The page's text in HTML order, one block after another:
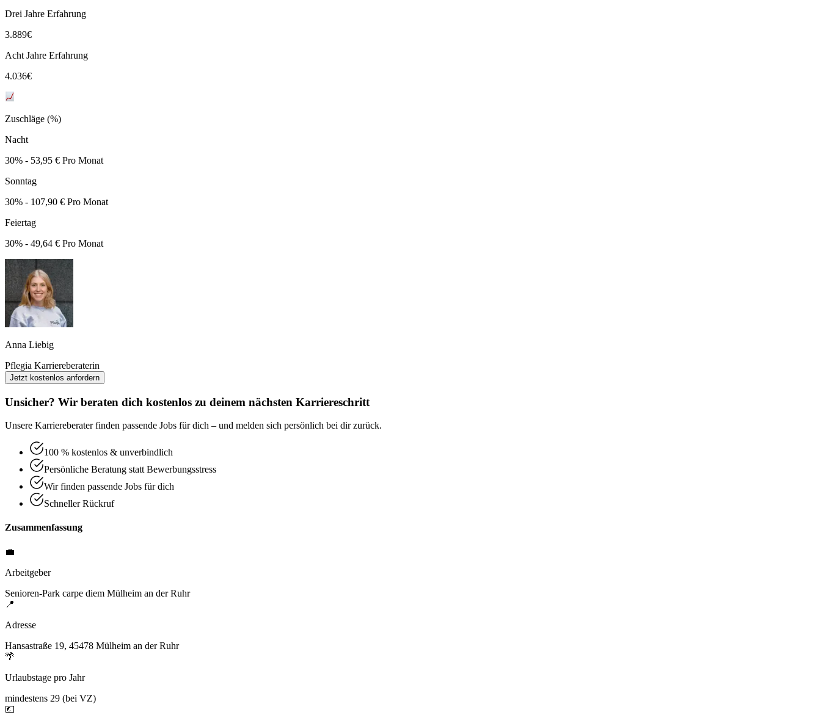
Drei Jahre Erfahrung
3.889€
Acht Jahre Erfahrung
4.036€
Zuschläge (%)
Nacht
30% - 53,95 € Pro Monat
Sonntag
30% - 107,90 € Pro Monat
Feiertag
30% - 49,64 € Pro Monat
Anna Liebig
Pflegia Karriereberaterin
Jetzt kostenlos anfordern
Unsicher? Wir beraten dich kostenlos zu deinem nächsten Karriereschritt
Unsere Karriereberater finden passende Jobs für dich – und melden sich persönlich bei dir zurück.
100 % kostenlos & unverbindlich
Persönliche Beratung statt Bewerbungsstress
Wir finden passende Jobs für dich
Schneller Rückruf
Zusammenfassung
💼
Arbeitgeber
Senioren-Park carpe diem Mülheim an der Ruhr
📍
Adresse
Hansastraße 19, 45478 Mülheim an der Ruhr
🌴
Urlaubstage pro Jahr
mindestens 29 (bei VZ)
💶